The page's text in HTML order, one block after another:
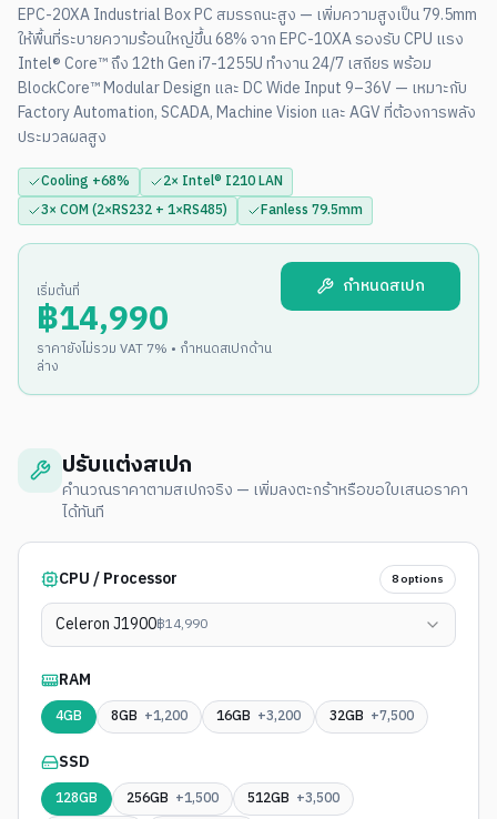
EPC-20XA Industrial Box PC สมรรถนะสูง — เพิ่มความสูงเป็น 79.5mm
ให้พื้นที่ระบายความร้อนใหญ่ขึ้น 68% จาก EPC-10XA รองรับ CPU แรง
Intel® Core™ ถึง 12th Gen i7-1255U ทำงาน 24/7 เสถียร พร้อม
BlockCore™ Modular Design และ DC Wide Input 9–36V — เหมาะกับ
Factory Automation, SCADA, Machine Vision และ AGV ที่ต้องการพลัง
ประมวลผลสูง
Cooling +68%
2× Intel® I210 LAN
3× COM (2×RS232 + 1×RS485)
Fanless 79.5mm
เริ่มต้นที่
฿14,990
ราคายังไม่รวม VAT 7% • กำหนดสเปกด้าน
ล่าง
กำหนดสเปก
ปรับแต่งสเปก
คำนวณราคาตามสเปกจริง — เพิ่มลงตะกร้าหรือขอใบเสนอราคา
ได้ทันที
CPU / Processor 8options
Celeron J1900฿14,990
RAM
4GB 8GB +1,200 16GB +3,200 32GB +7,500
SSD
128GB 256GB +1,500 512GB +3,500